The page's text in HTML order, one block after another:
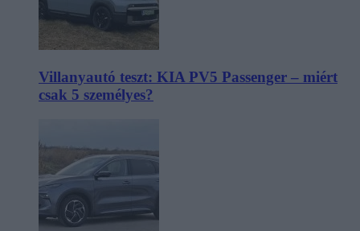
Villanyautó teszt: KIA PV5 Passenger – miért
csak 5 személyes?